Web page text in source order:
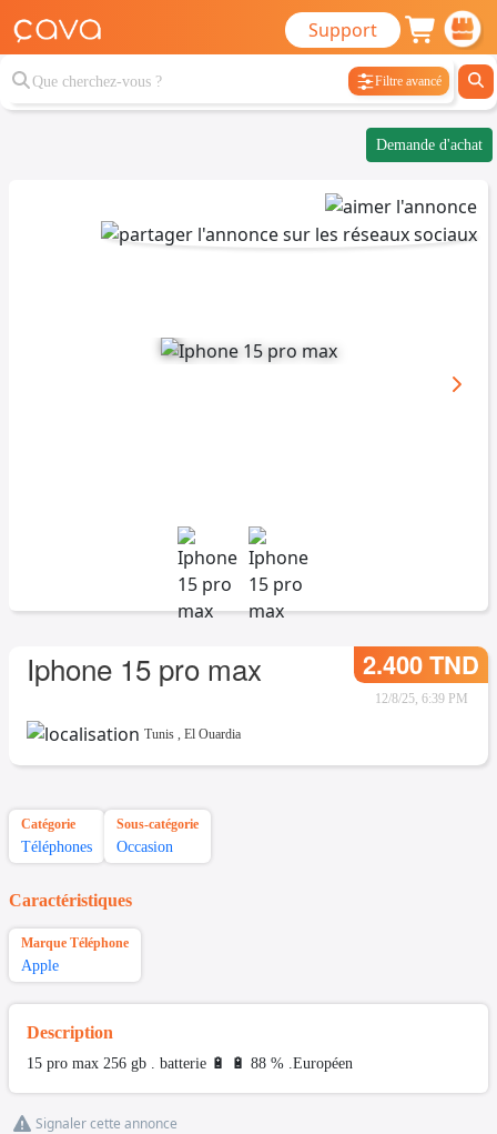
Support
Filtre avancé
Demande d'achat
Iphone 15 pro max 2.400 TND
12/8/25, 6:39 PM
Tunis , El Ouardia
Catégorie
Téléphones
Sous-catégorie
Occasion
Caractéristiques
Marque Téléphone
Apple
Description
15 pro max 256 gb . batterie 🔋 🔋 88 % .Européen
Signaler cette annonce